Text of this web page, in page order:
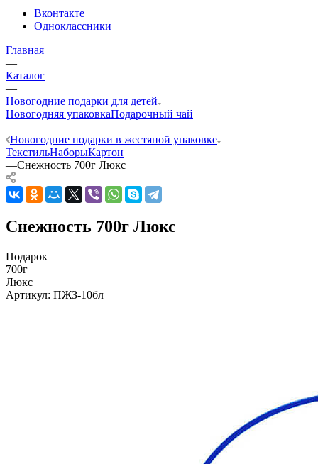
Вконтакте
Одноклассники
Главная
—
Каталог
—
Новогодние подарки для детей
Новогодняя упаковкаПодарочный чай
—
Новогодние подарки в жестяной упаковке
ТекстильНаборыКартон
—Снежность 700г Люкс
Снежность 700г Люкс
Подарок
700г
Люкс
Артикул: ПЖЗ-10бл